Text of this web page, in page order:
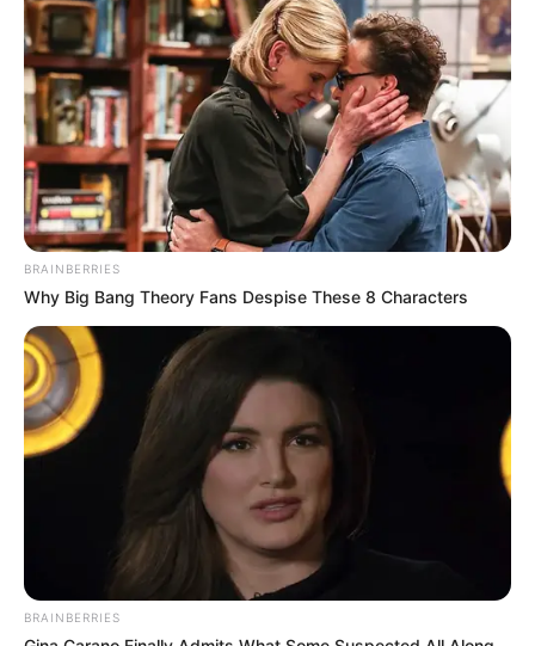
BRAINBERRIES
Why Big Bang Theory Fans Despise These 8 Characters
BRAINBERRIES